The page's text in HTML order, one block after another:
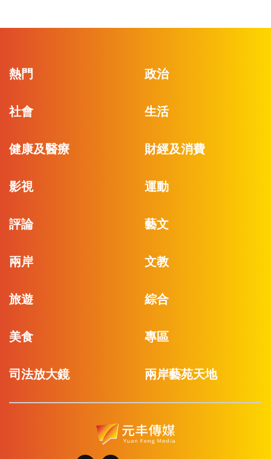
熱門 政治
社會 生活
健康及醫療 財經及消費
影視 運動
評論 藝文
兩岸 文教
旅遊 綜合
美食 專區
司法放大鏡 兩岸藝苑天地